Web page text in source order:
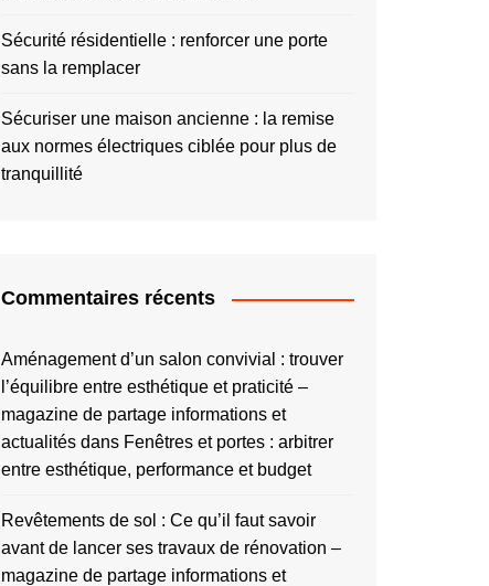
Sécurité résidentielle : renforcer une porte
sans la remplacer
Sécuriser une maison ancienne : la remise
aux normes électriques ciblée pour plus de
tranquillité
Commentaires récents
Aménagement d’un salon convivial : trouver
l’équilibre entre esthétique et praticité –
magazine de partage informations et
actualités dans Fenêtres et portes : arbitrer
entre esthétique, performance et budget
Revêtements de sol : Ce qu’il faut savoir
avant de lancer ses travaux de rénovation –
magazine de partage informations et